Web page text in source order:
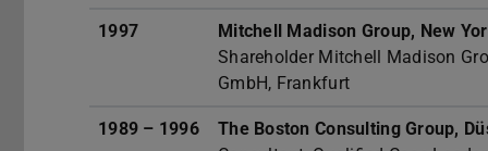
1997
Mitchell Madison Group, New
Shareholder Mitchell Madison
GmbH, Frankfurt
1989 – 1996
The Boston Consulting Group,